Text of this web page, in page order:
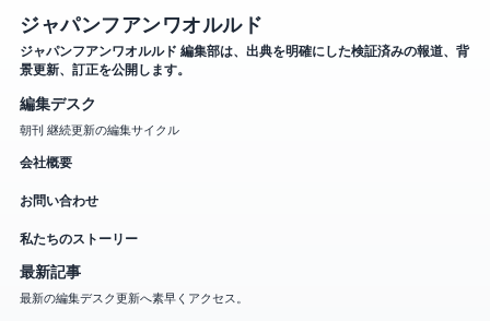
ジャパンフアンワオルルド
ジャパンフアンワオルルド 編集部は、出典を明確にした検証済みの報道、背
景更新、訂正を公開します。
編集デスク
朝刊 継続更新の編集サイクル
会社概要
お問い合わせ
私たちのストーリー
最新記事
最新の編集デスク更新へ素早くアクセス。